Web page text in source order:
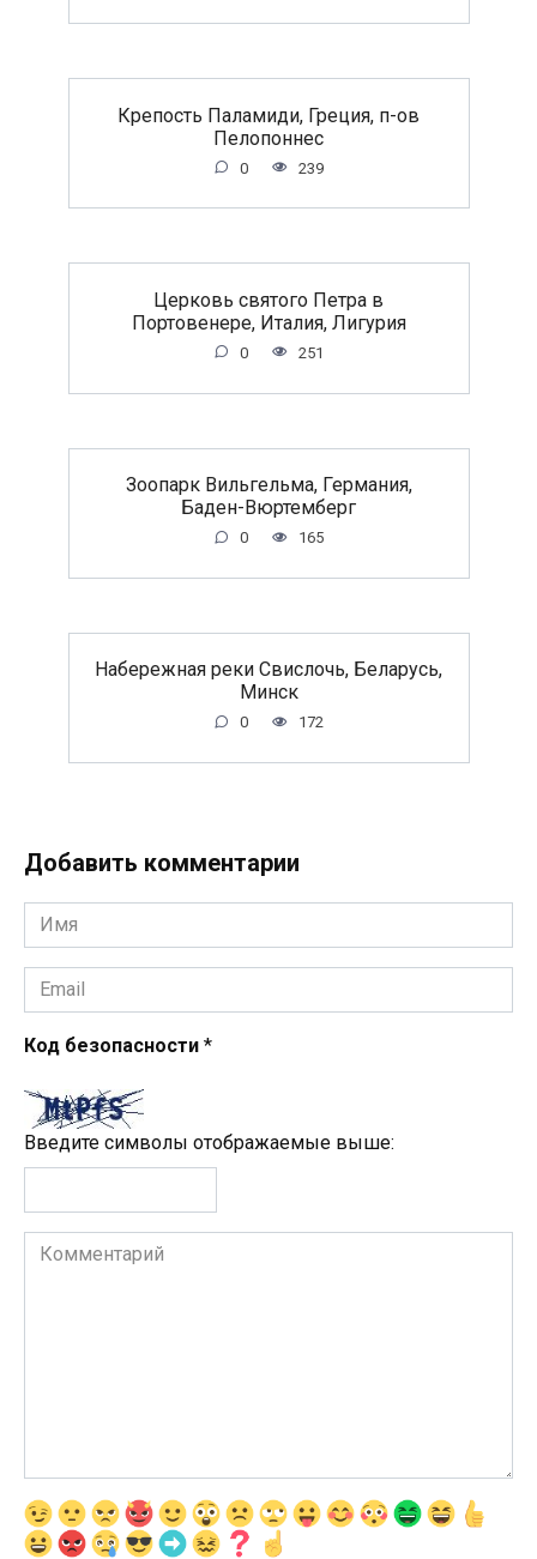
Крепость Паламиди, Греция, п-ов
Пелопоннес
0 239
Церковь святого Петра в
Портовенере, Италия, Лигурия
0 251
Зоопарк Вильгельма, Германия,
Баден-Вюртемберг
0 165
Набережная реки Свислочь, Беларусь,
Минск
0 172
Добавить комментарии
Имя
*
Email
*
Код безопасности *
Введите символы отображаемые выше:
Комментарий